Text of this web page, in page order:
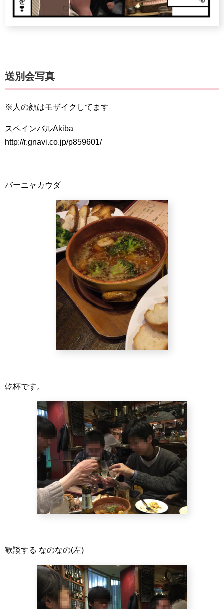
送別会写真
※人の顔はモザイクしてます
スペインバルAkiba
http://r.gnavi.co.jp/p859601/
バーニャカウダ
乾杯です。
歓談する なのなの(左)